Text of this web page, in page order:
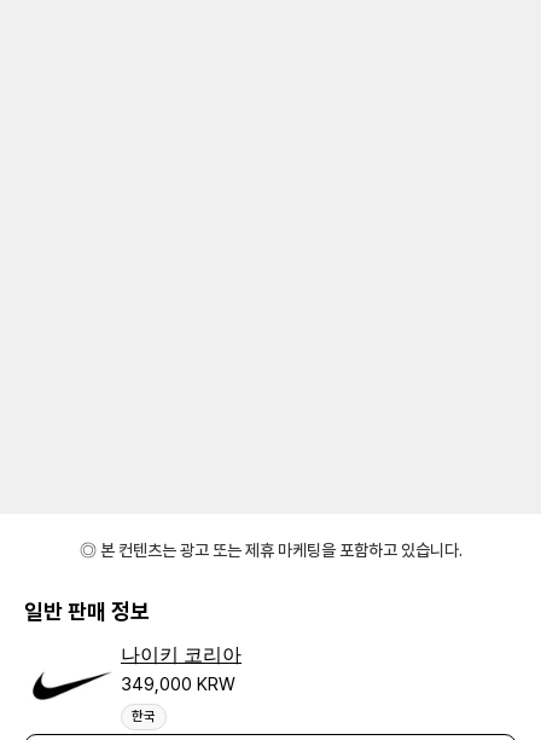
◎ 본 컨텐츠는 광고 또는 제휴 마케팅을 포함하고 있습니다.
일반 판매 정보
나이키 코리아
349,000 KRW
한국